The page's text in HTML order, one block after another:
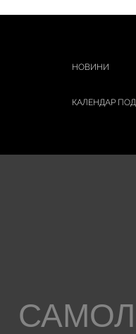
НОВИНИ
КАЛЕНДАР